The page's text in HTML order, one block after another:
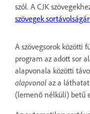
szól. A CJK
szövegek
A szövegsorok közötti
program az adott sor
alapvonala közötti
alapvonal az a
(lemenő nélküli) betű